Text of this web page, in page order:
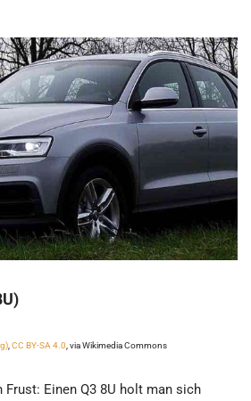
,CC BY-SA 4.0 , via Wikimedia Commons
Frust: Einen Q3 8U holt man sich